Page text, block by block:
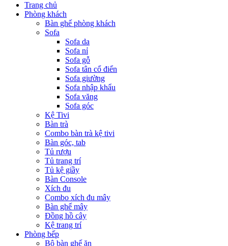
Trang chủ
Phòng khách
Bàn ghế phòng khách
Sofa
Sofa da
Sofa nỉ
Sofa gỗ
Sofa tân cổ điển
Sofa giường
Sofa nhập khẩu
Sofa văng
Sofa góc
Kệ Tivi
Bàn trà
Combo bàn trà kệ tivi
Bàn góc, tab
Tủ rượu
Tủ trang trí
Tủ kệ giầy
Bàn Console
Xích đu
Combo xích đu mây
Bàn ghế mây
Đồng hồ cây
Kệ trang trí
Phòng bếp
Bộ bàn ghế ăn